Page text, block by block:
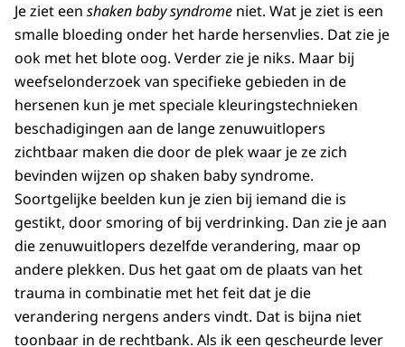
Je ziet een shaken baby syndrome niet. Wat je ziet is een
smalle bloeding onder het harde hersenvlies. Dat zie je
ook met het blote oog. Verder zie je niks. Maar bij
weefselonderzoek van specifieke gebieden in de
hersenen kun je met speciale kleuringstechnieken
beschadigingen aan de lange zenuwuitlopers
zichtbaar maken die door de plek waar je ze zich
bevinden wijzen op shaken baby syndrome.
Soortgelijke beelden kun je zien bij iemand die is
gestikt, door smoring of bij verdrinking. Dan zie je aan
die zenuwuitlopers dezelfde verandering, maar op
andere plekken. Dus het gaat om de plaats van het
trauma in combinatie met het feit dat je die
verandering nergens anders vindt. Dat is bijna niet
toonbaar in de rechtbank. Als ik een gescheurde lever